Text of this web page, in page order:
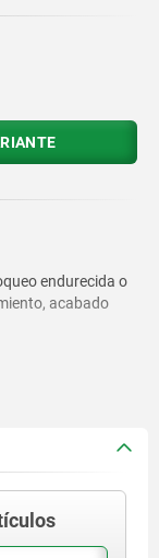
endurecida o
acabado